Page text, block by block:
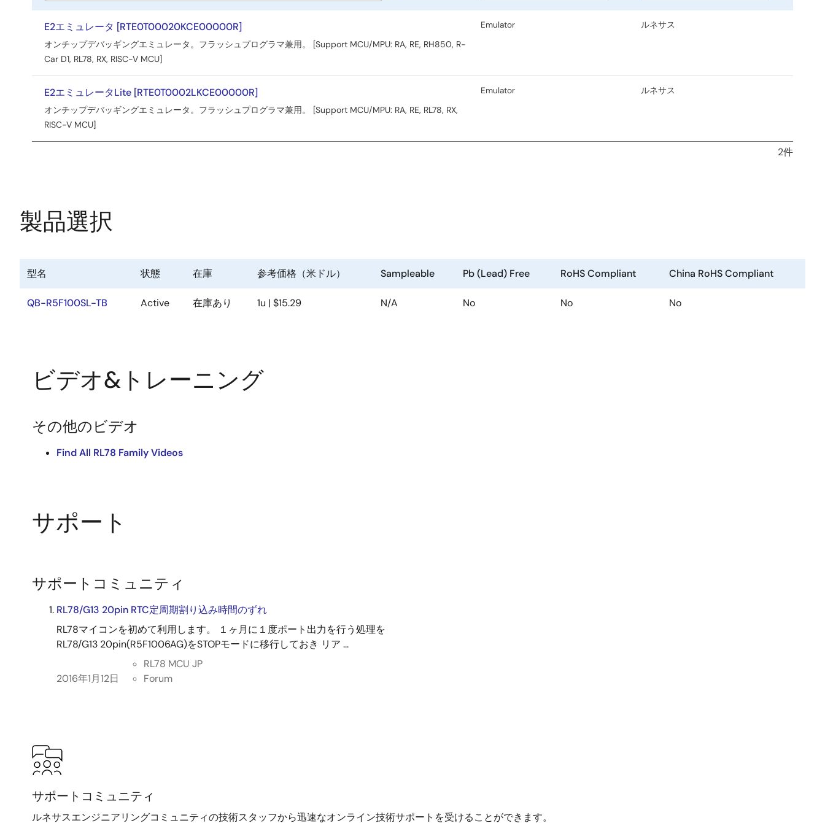
ウ
ェ
ア
／
ツ
ー
ル
title
名
E2エミュレータ [RTE0T00020KCE00000R]
オンチップデバッギングエミュレータ。フラッシュプログラマ兼用。 [Support MCU/MPU: RA, RE, RH850, R-
Car D1, RL78, RX, RISC-V MCU]
Emulator ルネサス
E2エミュレータLite [RTE0T0002LKCE00000R]
オンチップデバッギングエミュレータ。フラッシュプログラマ兼用。 [Support MCU/MPU: RA, RE, RL78, RX,
RISC-V MCU]
Emulator ルネサス
2件
製品選択
型名 状態 在庫 参考価格（米ドル） Sampleable Pb (Lead) Free RoHS Compliant China RoHS Compliant
QB-R5F100SL-TB Active 在庫あり 1u | $15.29 N/A No No No
ビデオ&トレーニング
その他のビデオ
Find All RL78 Family Videos
サポート
サポートコミュニティ
RL78/G13 20pin RTC定周期割り込み時間のずれ
RL78マイコンを初めて利用します。 １ヶ月に１度ポート出力を行う処理を
RL78/G13 20pin(R5F1006AG)をSTOPモードに移行しておき リア ...
2016年1月12日
RL78 MCU JP
Forum
サポートコミュニティ
ルネサスエンジニアリングコミュニティの技術スタッフから迅速なオンライン技術サポートを受けることができます。